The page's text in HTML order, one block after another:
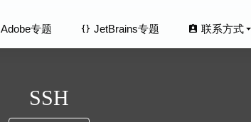
Adobe专题 JetBrains专题 联系方式
SSH